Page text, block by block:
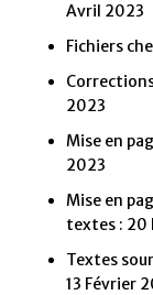
Avril 2023
Fichiers
2023
Mise en
2023
Mise en
textes : 20
Textes
13 Février